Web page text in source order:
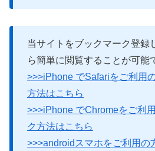
当サイトをブックマーク登録
ら簡単に閲覧することが可能
>>>iPhone でSafariをご利用
方法はこちら
>>>iPhone でChromeをご利
ク方法はこちら
>>>androidスマホをご利用の